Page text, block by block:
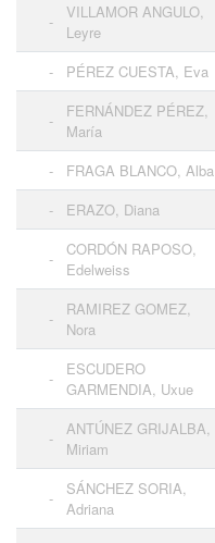
-
VILLAMOR ANGULO,
Leyre
- PÉREZ CUESTA, Eva
-
FERNÁNDEZ PÉREZ,
María
- FRAGA BLANCO, Alba
-
ERAZO, Diana
-
CORDÓN RAPOSO,
Edelweiss
-
RAMIREZ GOMEZ,
Nora
-
ESCUDERO
GARMENDIA, Uxue
-
ANTÚNEZ GRIJALBA,
Miriam
-
SÁNCHEZ SORIA,
Adriana